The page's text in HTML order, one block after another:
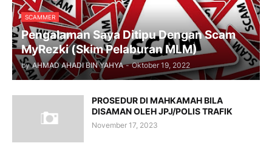
SCAMMER
Pengalaman Saya Ditipu Dengan Scam
MyRezki (Skim Pelaburan MLM)
by AHMAD AHADI BIN YAHYA - Oktober 19, 2022
PROSEDUR DI MAHKAMAH BILA
DISAMAN OLEH JPJ/POLIS TRAFIK
November 17, 2023